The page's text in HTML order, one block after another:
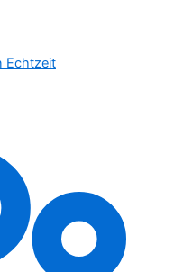
Echtzeit